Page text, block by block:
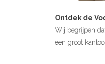
Ontdek de
Wij begrijpen
een groot